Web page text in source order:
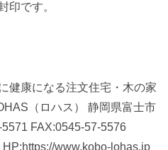
印です。
健康になる注文住宅・木の家
（ロハス） 静岡県富士市
FAX:0545-57-5576
www.kobo-lohas.jp